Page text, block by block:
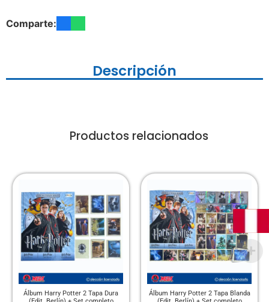
Comparte:
Descripción
Productos relacionados
Álbum Harry Potter 2 Tapa Dura
Álbum Harry Potter 2 Tapa Blanda